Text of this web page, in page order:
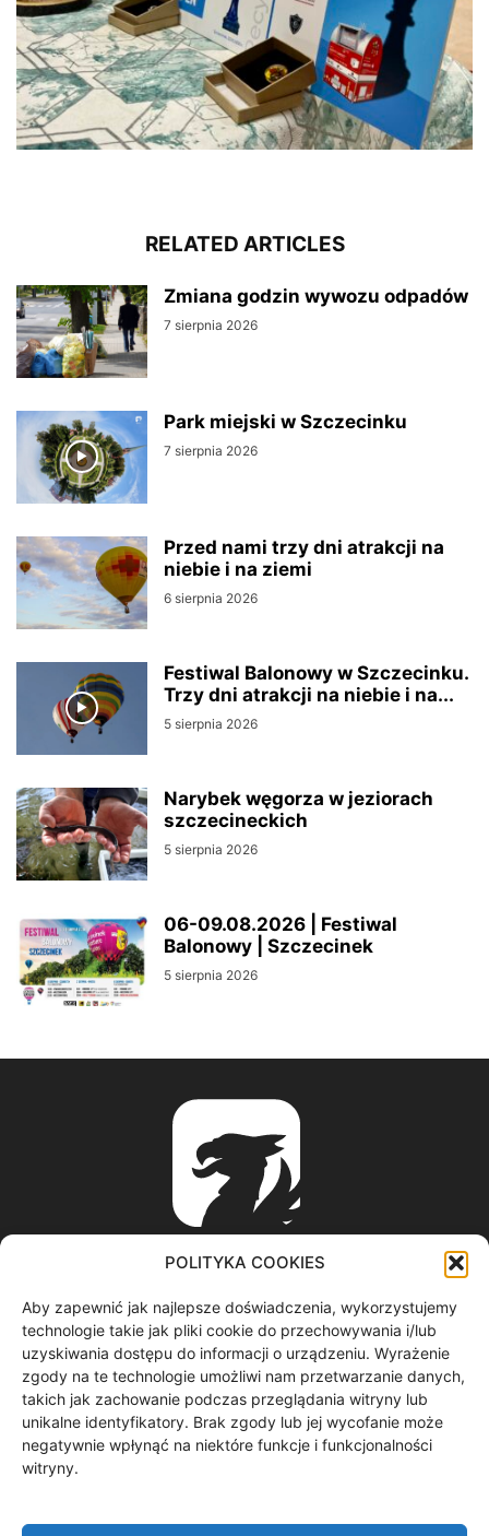
POLITYKA COOKIES
Aby zapewnić jak najlepsze doświadczenia, wykorzystujemy
technologie takie jak pliki cookie do przechowywania i/lub
uzyskiwania dostępu do informacji o urządzeniu. Wyrażenie
zgody na te technologie umożliwi nam przetwarzanie danych,
takich jak zachowanie podczas przeglądania witryny lub
unikalne identyfikatory. Brak zgody lub jej wycofanie może
negatywnie wpłynąć na niektóre funkcje i funkcjonalności
witryny.
RELATED ARTICLES
Zmiana godzin wywozu odpadów
7 sierpnia 2026
Park miejski w Szczecinku
7 sierpnia 2026
Przed nami trzy dni atrakcji na
niebie i na ziemi
6 sierpnia 2026
Festiwal Balonowy w Szczecinku.
Trzy dni atrakcji na niebie i na...
5 sierpnia 2026
Narybek węgorza w jeziorach
szczecineckich
5 sierpnia 2026
06-09.08.2026 | Festiwal
Balonowy | Szczecinek
5 sierpnia 2026
ABOUT US
informacje z regionu / nagrania filmowe / produkcja video /
spoty reklamowe / materiały graficzne
Contact us:redakcja@gryf.tv